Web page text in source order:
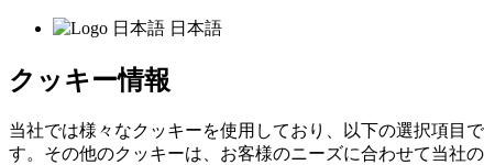
日本語
クッキー情報
当社では様々なクッキーを使用しており、以下の選択項目
す。その他のクッキーは、お客様のニーズに合わせて当社